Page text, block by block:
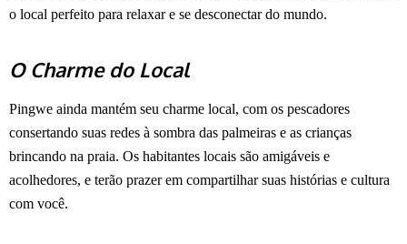
o local perfeito para relaxar e se desconectar do mundo.
O Charme do Local
Pingwe ainda mantém seu charme local, com os pescadores
consertando suas redes à sombra das palmeiras e as crianças
brincando na praia. Os habitantes locais são amigáveis e
acolhedores, e terão prazer em compartilhar suas histórias e cultura
com você.